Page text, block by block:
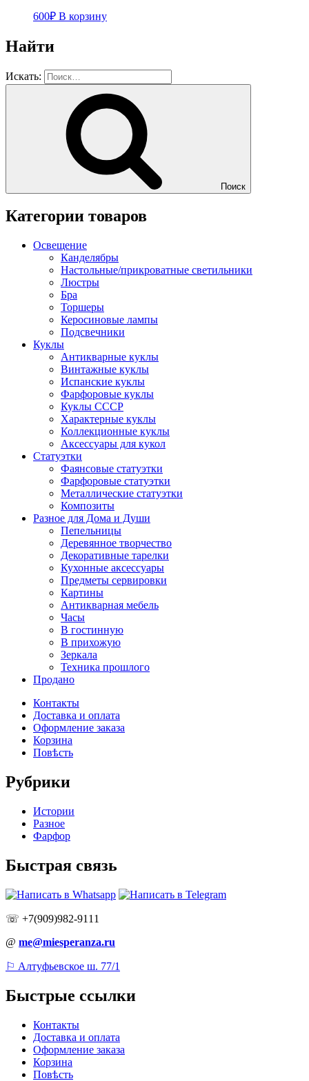
600₽ В корзину
Найти
Искать:
Поиск
Категории товаров
Освещение
Канделябры
Настольные/прикроватные светильники
Люстры
Бра
Торшеры
Керосиновые лампы
Подсвечники
Куклы
Антикварные куклы
Винтажные куклы
Испанские куклы
Фарфоровые куклы
Куклы СССР
Характерные куклы
Коллекционные куклы
Аксессуары для кукол
Статуэтки
Фаянсовые статуэтки
Фарфоровые статуэтки
Металлические статуэтки
Композиты
Разное для Дома и Души
Пепельницы
Деревянное творчество
Декоративные тарелки
Кухонные аксессуары
Предметы сервировки
Картины
Антикварная мебель
Часы
В гостинную
В прихожую
Зеркала
Техника прошлого
Продано
Контакты
Доставка и оплата
Оформление заказа
Корзина
Повѣсть
Рубрики
Истории
Разное
Фарфор
Быстрая связь
☏ +7(909)982-9111
@ me@miesperanza.ru
⚐ Алтуфьевское ш. 77/1
Быстрые ссылки
Контакты
Доставка и оплата
Оформление заказа
Корзина
Повѣсть